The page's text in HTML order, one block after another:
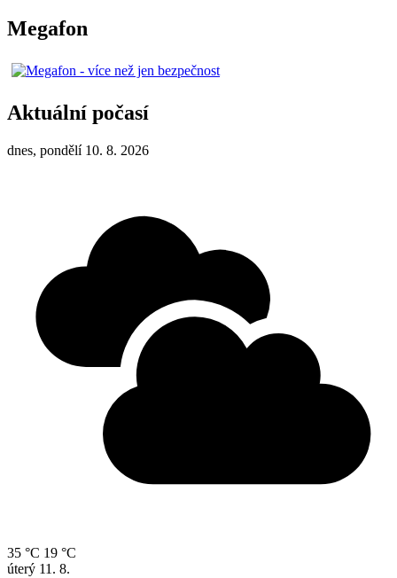
Megafon
Aktuální počasí
dnes, pondělí 10. 8. 2026
35 °C 19 °C
úterý 11. 8.